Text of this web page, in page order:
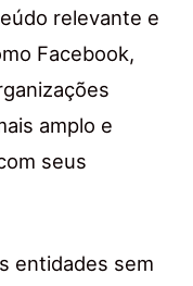
relevante e
Facebook,
amplo e
seus
entidades sem